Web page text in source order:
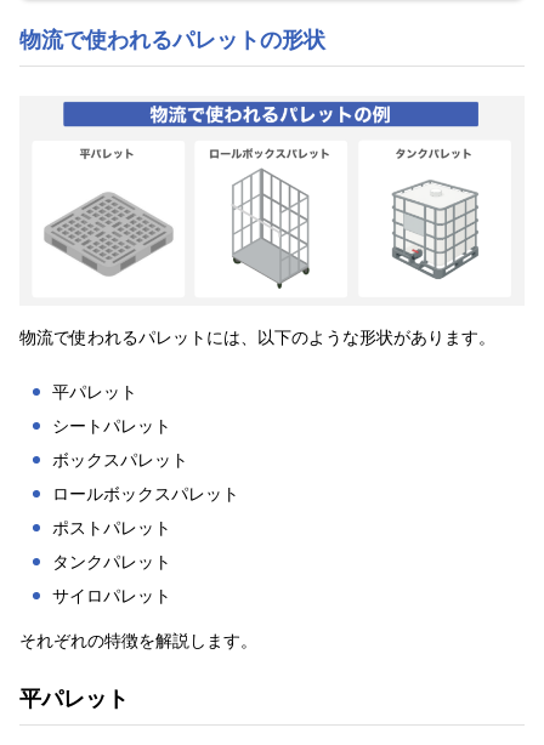
物流で使われるパレットの形状
物流で使われるパレットには、以下のような形状があります。
平パレット
シートパレット
ボックスパレット
ロールボックスパレット
ポストパレット
タンクパレット
サイロパレット
それぞれの特徴を解説します。
平パレット